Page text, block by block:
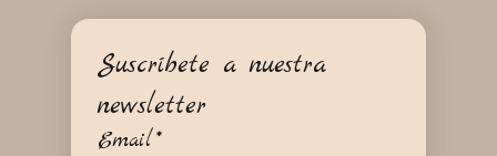
Suscríbete a nuestra
newsletter
Email*